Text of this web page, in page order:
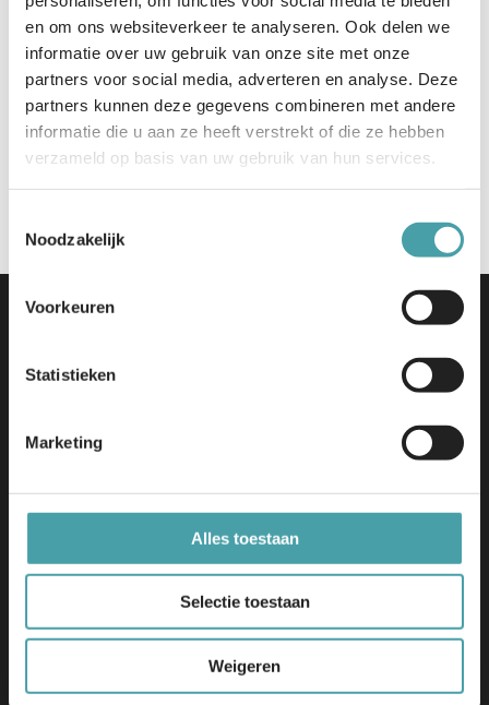
en om ons websiteverkeer te analyseren. Ook delen we
informatie over uw gebruik van onze site met onze
partners voor social media, adverteren en analyse. Deze
partners kunnen deze gegevens combineren met andere
informatie die u aan ze heeft verstrekt of die ze hebben
verzameld op basis van uw gebruik van hun services.
Noodzakelijk
Voorkeuren
Statistieken
Marketing
Alles toestaan
Selectie toestaan
Weigeren
of Concept rond 1 november gereed is, zodat we
tijdens de najaarsrelease de leveranciers kunnen
benaderen om mee te doen aan het testen van de
dienst. Het testproces van de vijfde release wordt
begeleid in samenwerking met Stichting Basispoort en
Stichting SEM.
Edu-V | Tjaskermolenlaan 1
wordt mede mogelijk gemaakt door het Nationaal